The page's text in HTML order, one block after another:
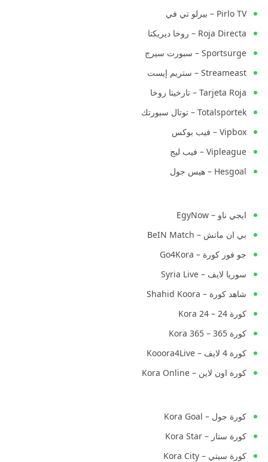
Pirlo TV – بيرلو تي في
Roja Directa – روخا ديريكتا
Sportsurge – سبورت سيرج
Streameast – ستريم إيست
Tarjeta Roja – تارخيتا روخا
Totalsportek – توتال سبورتك
Vipbox – فيب بوكس
Vipleague – فيب ليج
Hesgoal – هيس جول
ايجي ناو – EgyNow
بي ان ماتش – BeIN Match
جو فور كورة – Go4Kora
سوريا لايف – Syria Live
شاهد كورة – Shahid Koora
كورة 24 – Kora 24
كورة 365 – Kora 365
كورة 4 لايف – Kooora4Live
كورة اون لاين – Kora Online
كورة جول – Kora Goal
كورة ستار – Kora Star
كورة سيتي – Kora City